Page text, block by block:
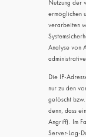
Nutzung der
ermöglichen
verarbeiten
Analyse von
Die IP-
nur zu den
gelöscht
denn, dass
Angriff). Im
Server-Log-